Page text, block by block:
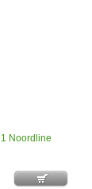
1 Noordline